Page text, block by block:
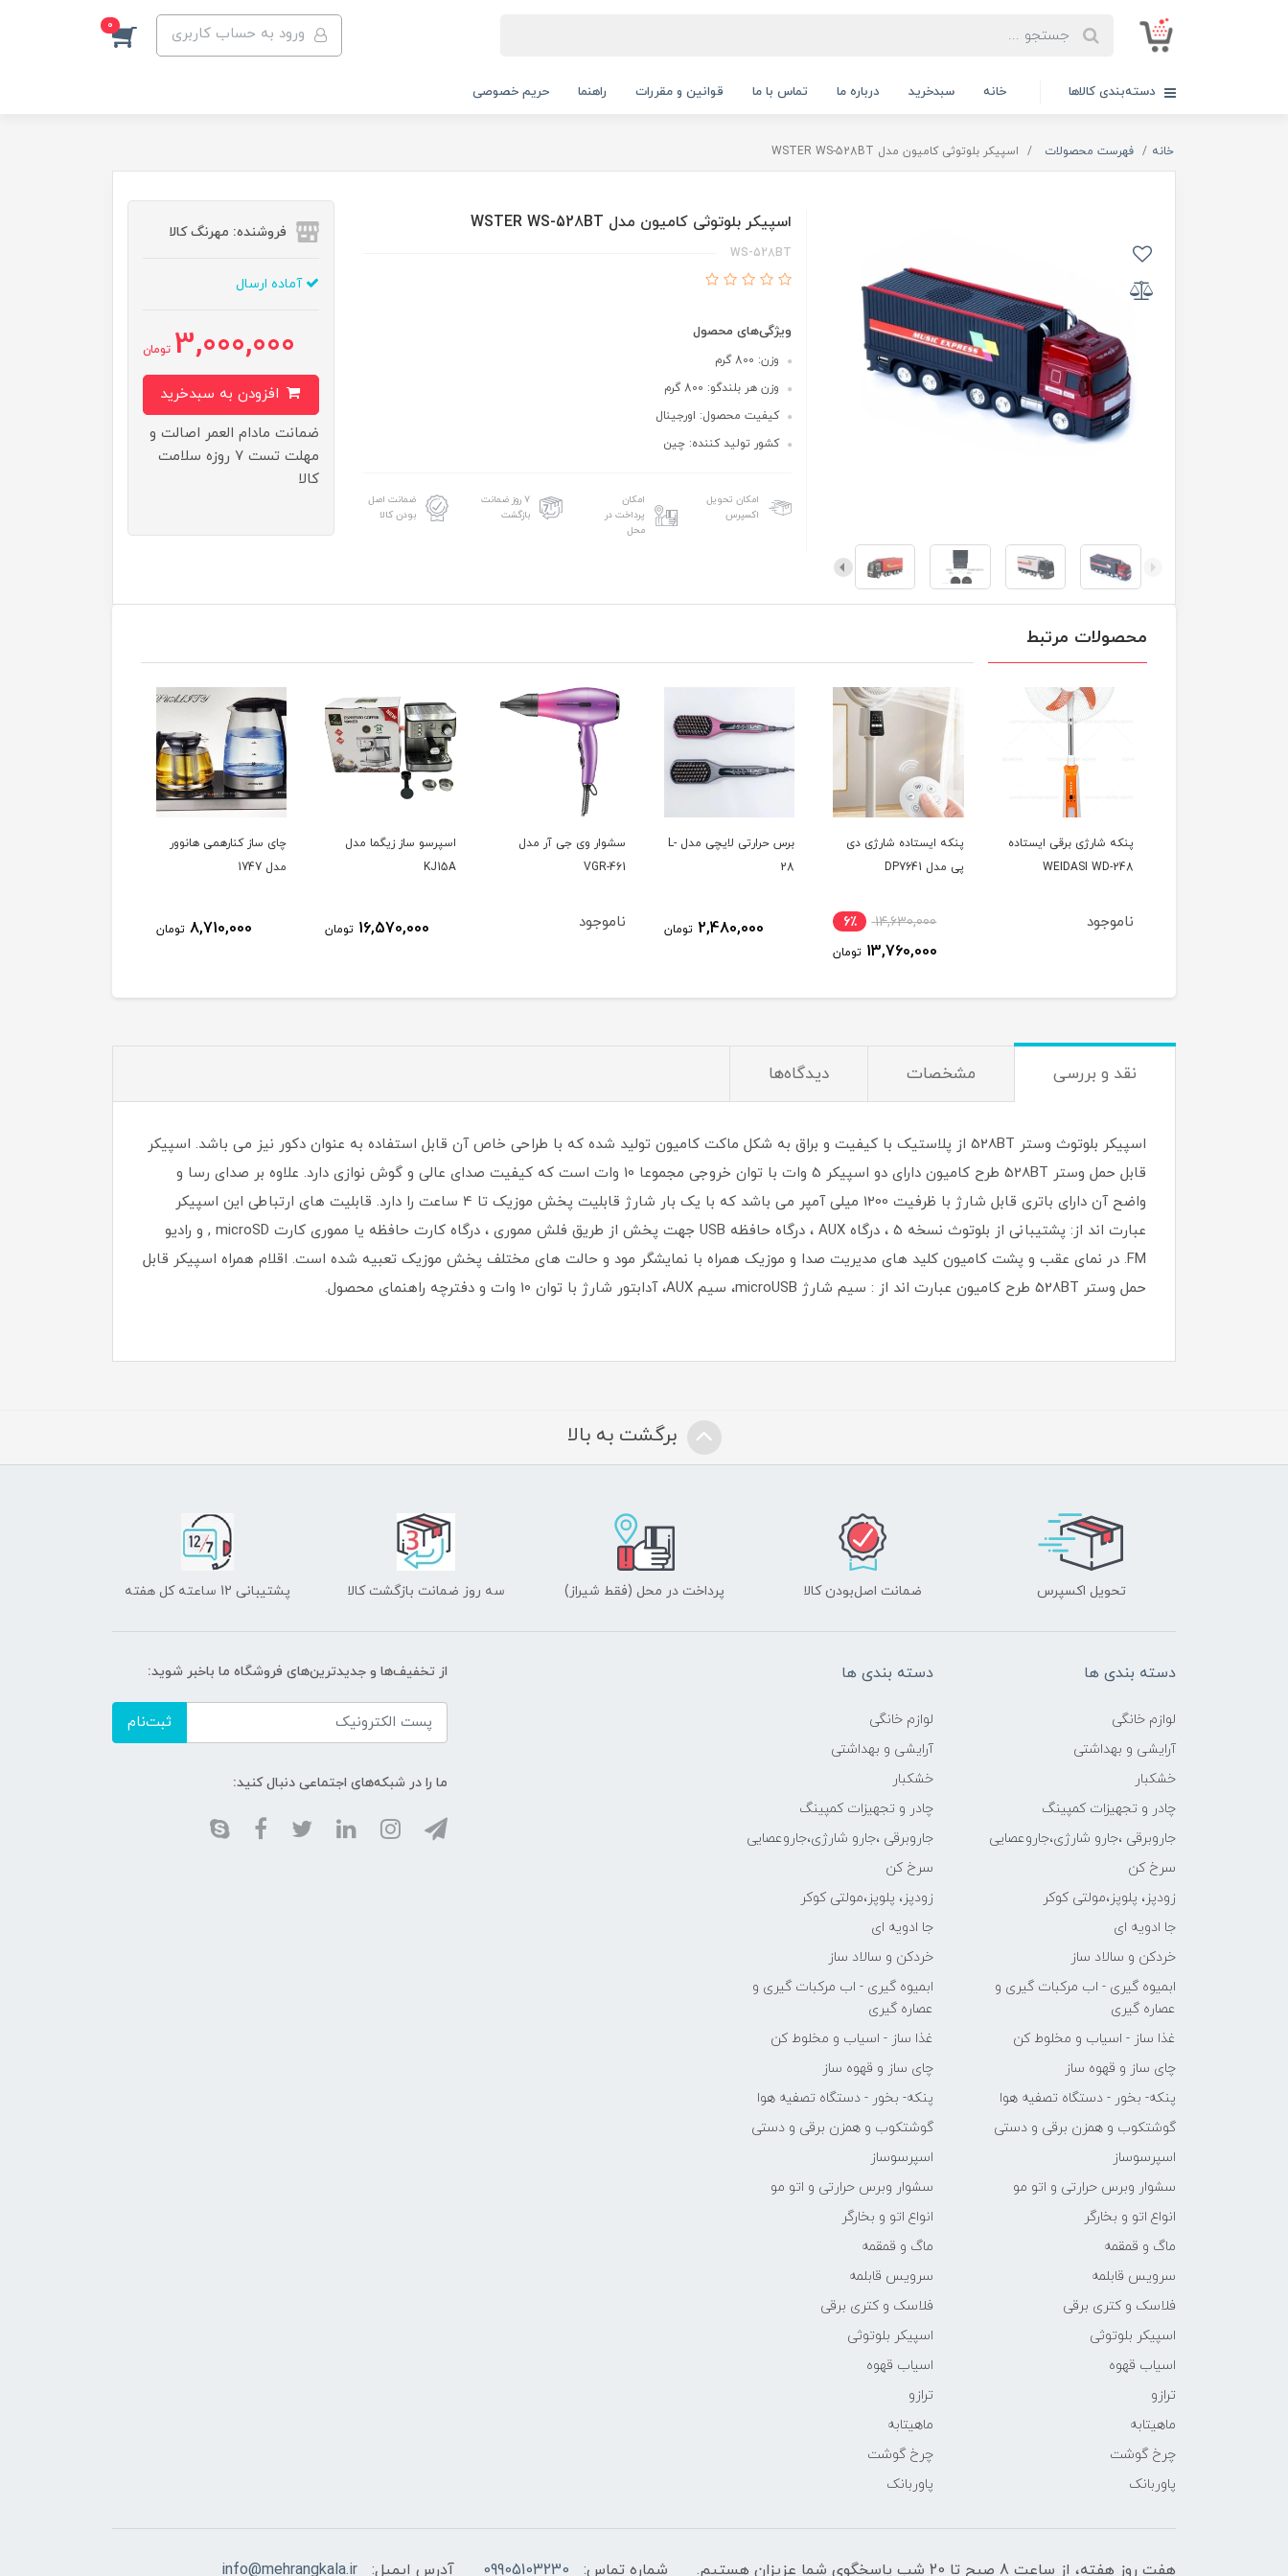
ورود به حساب کاربری 0
دسته‌بندی کالاها خانه سبدخرید درباره ما تماس با ما قوانین و مقررات راهنما حریم خصوصی
خانه فهرست محصولات اسپیکر بلوتوثی کامیون مدل WSTER WS-528BT
اسپیکر بلوتوثی کامیون مدل WSTER WS-528BT
WS-528BT
ویژگی‌های محصول
وزن: 800 گرم
وزن هر بلندگو: 800 گرم
کیفیت محصول: اورجینال
کشور تولید کننده: چین
امکان تحویل
اکسپرس
امکان
پرداخت در
محل
۷ روز ضمانت
بازگشت
ضمانت اصل
بودن کالا
فروشنده: مهرنگ کالا
آماده ارسال
3,000,000 تومان
ضمانت مادام العمر اصالت و
مهلت تست ۷ روزه سلامت
کالا
محصولات مرتبط
پنکه ایستاده شارژی دی
پی مدل DP7641
14,630,000
28
2,480,000 تومان
سشوار وی جی آر مدل
VGR-461
ناموجود
اسپرسو ساز زیگما مدل
KJ15A
16,570,000
چای ساز کنارهمی هانوور
مدل 1747
8,710,000 تومان
آبسردکن توشیبا مدل
RWF-W1766TU(K)
ناموجود
نقد و بررسی مشخصات دیدگاه‌ها
اسپیکر بلوتوث وستر 528BT از پلاستیک با کیفیت و براق به شکل ماکت کامیون تولید شده که با طراحی خاص آن قابل استفاده به عنوان دکور نیز می باشد. اسپیکر
قابل حمل وستر 528BT طرح کامیون دارای دو اسپیکر 5 وات با توان خروجی مجموعا 10 وات است که کیفیت صدای عالی و گوش نوازی دارد. علاوه بر صدای رسا و
واضح آن دارای باتری قابل شارژ با ظرفیت 1200 میلی آمپر می باشد که با یک بار شارژ قابلیت پخش موزیک تا 4 ساعت را دارد. قابلیت های ارتباطی این اسپیکر
عبارت اند از: پشتیبانی از بلوتوث نسخه 5 ، درگاه AUX ، درگاه حافظه USB جهت پخش از طریق فلش مموری ، درگاه کارت حافظه یا مموری کارت microSD , و رادیو
FM. در نمای عقب و پشت کامیون کلید های مدیریت صدا و موزیک همراه با نمایشگر مود و حالت های مختلف پخش موزیک تعبیه شده است. اقلام همراه اسپیکر قابل
حمل وستر 528BT طرح کامیون عبارت اند از : سیم شارژ microUSB، سیم AUX، آدابتور شارژ با توان 10 وات و دفترچه راهنمای محصول.
برگشت به بالا
تحویل اکسپرس ضمانت اصل‌بودن کالا پرداخت در محل (فقط شیراز) سه روز ضمانت بازگشت کالا پشتیبانی 12 ساعته کل هفته
دسته بندی ها
لوازم خانگی
آرایشی و بهداشتی
خشکبار
چادر و تجهیزات کمپینگ
جاروبرقی ،جارو شارژی،جاروعصایی
سرخ کن
زودپز، پلوپز،مولتی کوکر
جا ادویه ای
خردکن و سالاد ساز
ابمیوه گیری - اب مرکبات گیری و
عصاره گیری
غذا ساز - اسیاب و مخلوط کن
چای ساز و قهوه ساز
پنکه- بخور - دستگاه تصفیه هوا
گوشتکوب و همزن برقی و دستی
اسپرسوساز
سشوار وبرس حرارتی و اتو مو
انواع اتو و بخارگر
ماگ و قمقمه
سرویس قابلمه
فلاسک و کتری برقی
اسپیکر بلوتوثی
اسیاب قهوه
ترازو
ماهیتابه
چرخ گوشت
پاوربانک
دسته بندی ها
لوازم خانگی
آرایشی و بهداشتی
خشکبار
چادر و تجهیزات کمپینگ
جاروبرقی ،جارو شارژی،جاروعصایی
سرخ کن
زودپز، پلوپز،مولتی کوکر
جا ادویه ای
خردکن و سالاد ساز
ابمیوه گیری - اب مرکبات گیری و
عصاره گیری
غذا ساز - اسیاب و مخلوط کن
چای ساز و قهوه ساز
پنکه- بخور - دستگاه تصفیه هوا
گوشتکوب و همزن برقی و دستی
اسپرسوساز
سشوار وبرس حرارتی و اتو مو
انواع اتو و بخارگر
ماگ و قمقمه
سرویس قابلمه
فلاسک و کتری برقی
اسپیکر بلوتوثی
اسیاب قهوه
ترازو
ماهیتابه
چرخ گوشت
پاوربانک
از تخفیف‌ها و جدیدترین‌های فروشگاه ما باخبر شوید:
ثبت‌نام
ما را در شبکه‌های اجتماعی دنبال کنید:
هفت روز هفته، از ساعت 8 صبح تا 20 شب پاسخگوی شما عزیزان هستیم. شماره تماس: 09905103230 آدرس ایمیل: info@mehrangkala.ir